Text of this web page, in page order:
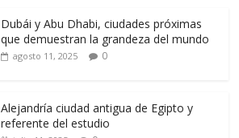
Dubái y Abu Dhabi, ciudades próximas
que demuestran la grandeza del mundo
agosto 11, 2025 0
Alejandría ciudad antigua de Egipto y
referente del estudio